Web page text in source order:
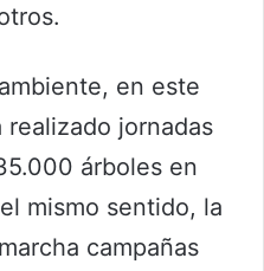
en este
realizado jornadas
árboles en
mismo sentido, la
campañas